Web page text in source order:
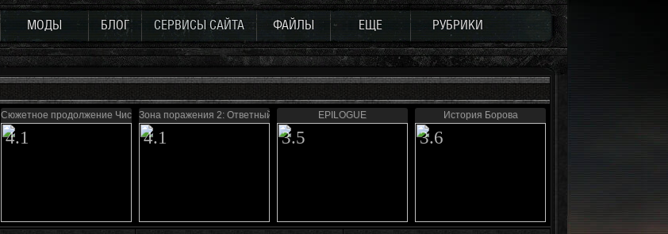
МОДЫ БЛОГ СЕРВИСЫ САЙТА ФАЙЛЫ ЕЩЕ РУБРИКИ
Сюжетное продолжение Чистого неба
4.1
Зона поражения 2: Ответный удар
4.1
EPILOGUE
3.5
История Борова
3.6